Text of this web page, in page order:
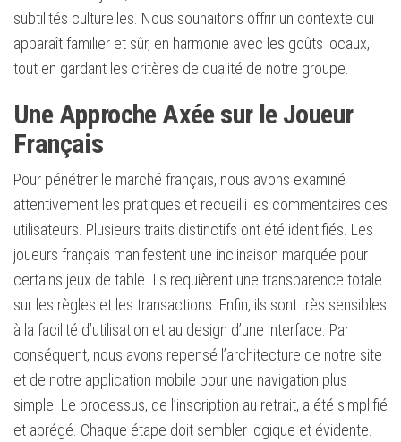
subtilités culturelles. Nous souhaitons offrir un contexte qui
apparaît familier et sûr, en harmonie avec les goûts locaux,
tout en gardant les critères de qualité de notre groupe.
Une Approche Axée sur le Joueur
Français
Pour pénétrer le marché français, nous avons examiné
attentivement les pratiques et recueilli les commentaires des
utilisateurs. Plusieurs traits distinctifs ont été identifiés. Les
joueurs français manifestent une inclinaison marquée pour
certains jeux de table. Ils requièrent une transparence totale
sur les règles et les transactions. Enfin, ils sont très sensibles
à la facilité d’utilisation et au design d’une interface. Par
conséquent, nous avons repensé l’architecture de notre site
et de notre application mobile pour une navigation plus
simple. Le processus, de l’inscription au retrait, a été simplifié
et abrégé. Chaque étape doit sembler logique et évidente.